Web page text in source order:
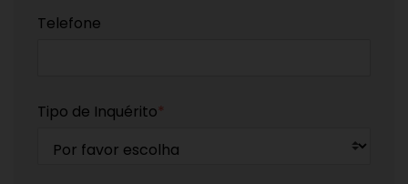
Telefone
Tipo de Inquérito*